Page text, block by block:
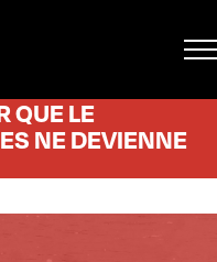
QUE LE
NE DEVIENNE